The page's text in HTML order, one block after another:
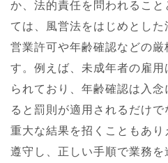
か、法的責任を問われるこ
ては、風営法をはじめとした
営業許可や年齢確認などの厳
す。例えば、未成年者の雇
られており、年齢確認は入
ると罰則が適用されるだけ
重大な結果を招くこともあ
遵守し、正しい手順で業務